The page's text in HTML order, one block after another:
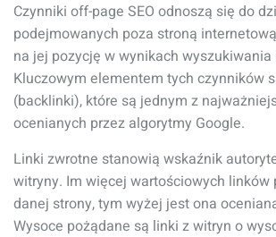
Czynniki off-page SEO odnoszą się do
podejmowanych poza stroną
na jej pozycję w wynikach wyszukiwania
Kluczowym elementem tych czynników
(backlinki), które są jednym z
ocenianych przez algorytmy Google.
Linki zwrotne stanowią wskaźnik
witryny. Im więcej wartościowych linków
danej strony, tym wyżej jest ona
Wysoce pożądane są linki z witryn o